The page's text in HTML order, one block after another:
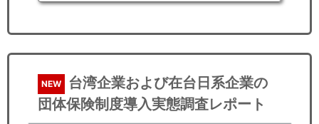
NEW
台湾企業および在台日系企業の
団体保険制度導入実態調査レポート